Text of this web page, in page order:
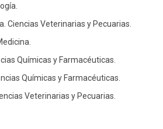
Ciencias Veterinarias y Pecuarias.
Químicas y Farmacéuticas.
Químicas y Farmacéuticas.
Veterinarias y Pecuarias.